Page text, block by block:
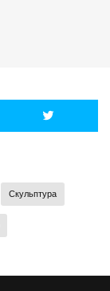
Скульптура